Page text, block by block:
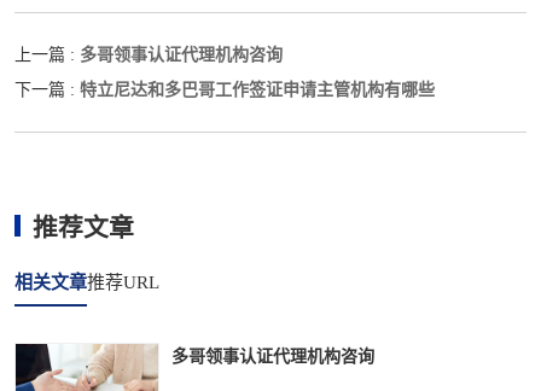
上一篇 : 多哥领事认证代理机构咨询
下一篇 : 特立尼达和多巴哥工作签证申请主管机构有哪些
推荐文章
相关文章推荐URL
多哥领事认证代理机构咨询